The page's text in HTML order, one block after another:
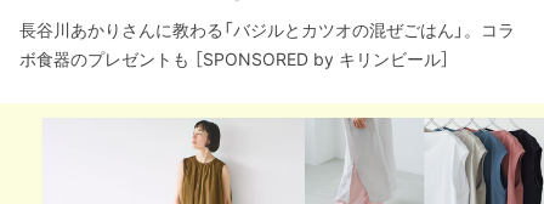
長谷川あかりさんに教わる「バジルとカツオの混ぜごはん」。コラ
ボ食器のプレゼントも ［SPONSORED by キリンビール］